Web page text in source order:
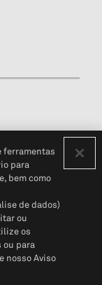
(em inglês)
Global
ferramentas
para
bem como
de dados)
ou
os
ou para
nosso Aviso